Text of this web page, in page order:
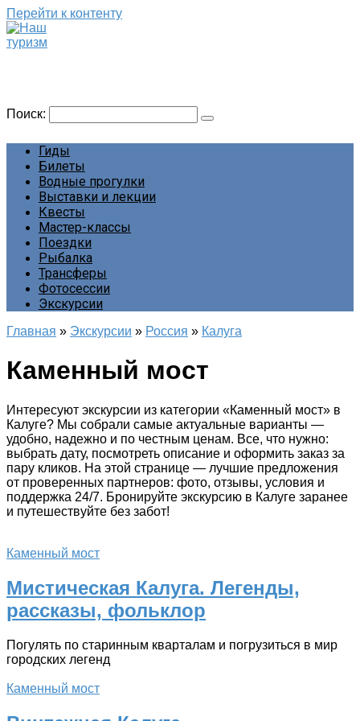
Перейти к контенту
Поиск:
Гиды
Билеты
Водные прогулки
Выставки и лекции
Квесты
Мастер-классы
Поездки
Рыбалка
Трансферы
Фотосессии
Экскурсии
Главная » Экскурсии » Россия » Калуга
Каменный мост
Интересуют экскурсии из категории «Каменный мост» в
Калуге? Мы собрали самые актуальные варианты —
удобно, надежно и по честным ценам. Все, что нужно:
выбрать дату, посмотреть описание и оформить заказ за
пару кликов. На этой странице — лучшие предложения
от проверенных партнеров: фото, отзывы, условия и
поддержка 24/7. Бронируйте экскурсию в Калуге заранее
и путешествуйте без забот!
Каменный мост
Мистическая Калуга. Легенды,
рассказы, фольклор
Погулять по старинным кварталам и погрузиться в мир
городских легенд
Каменный мост